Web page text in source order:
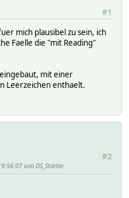
#1
mich plausibel zu sein, ich
Faelle die "mit Reading"
mit einer
Leerzeichen enthaelt.
#2
von DS_Starter